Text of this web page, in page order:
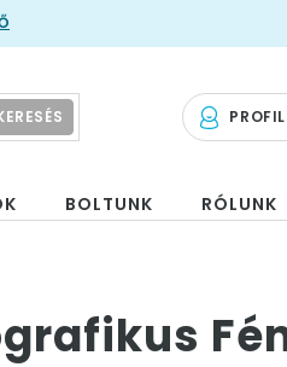
PROFIL
BOLTUNK RÓLUNK